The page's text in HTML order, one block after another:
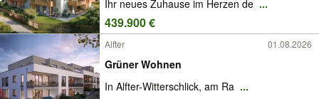
doppelter Abschreibung und KfW-
Förderung
Ihr neues Zuhause im Herzen de ...
439.900 €
Alfter 01.08.2026
Grüner Wohnen
In Alfter-Witterschlick, am Ra ...